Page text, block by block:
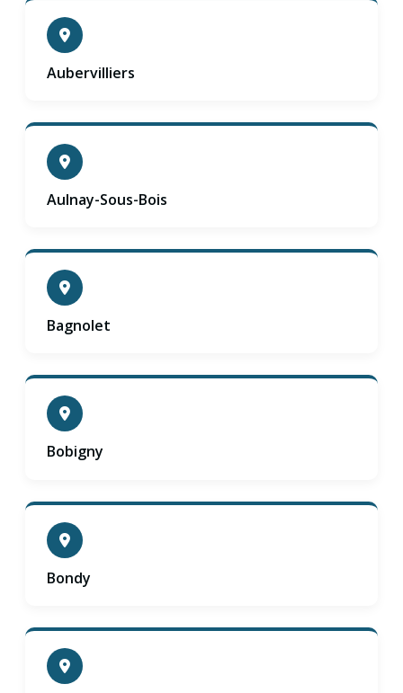
Aubervilliers
Aulnay-Sous-Bois
Bagnolet
Bobigny
Bondy